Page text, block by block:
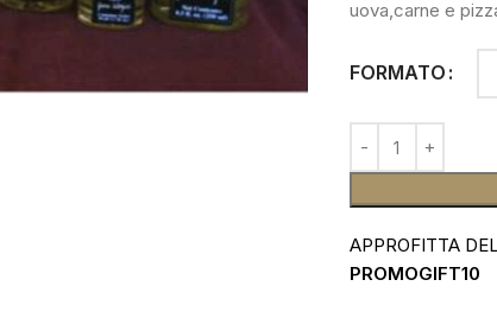
uova,carne e
FORMATO
APPROFITTA
PROMOGIFT10